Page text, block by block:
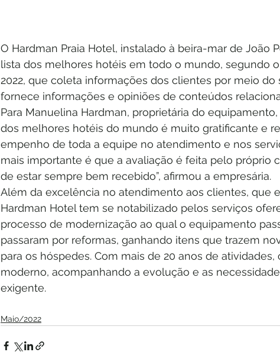
O Hardman Praia Hotel, instalado à beira-mar de João
lista dos melhores hotéis em todo o mundo, segundo o
2022, que coleta informações dos clientes por meio do
fornece informações e opiniões de conteúdos
Para Manuelina Hardman, proprietária do
dos melhores hotéis do mundo é muito gratificante e
empenho de toda a equipe no atendimento e nos
mais importante é que a avaliação é feita pelo próprio
de estar sempre bem recebido”, afirmou a empresária.
Além da excelência no atendimento aos clientes, que
Hardman Hotel tem se notabilizado pelos serviços
processo de modernização ao qual o equipamento
passaram por reformas, ganhando itens que trazem
para os hóspedes. Com mais de 20 anos de
moderno, acompanhando a evolução e as
exigente.
Maio/2022